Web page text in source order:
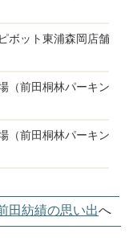
ボット東浦森岡店舗
（前田桐林パーキン
（前田桐林パーキン
田紡績の思い出へ